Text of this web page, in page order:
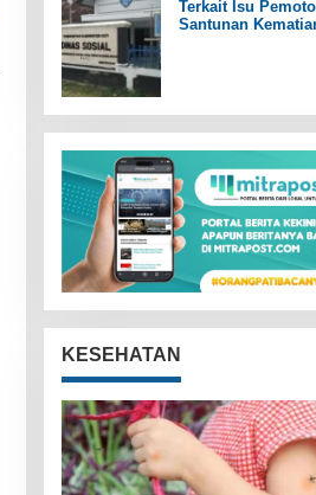
Terkait Isu
Santunan
KESEHATAN